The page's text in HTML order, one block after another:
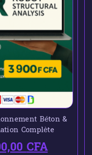
Béton &
Complète
CFA